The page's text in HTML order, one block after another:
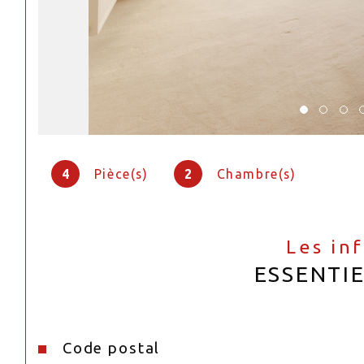
4 Pièce(s) 2 Chambre(s)
Les
Caractéristiques Valeurs
Code postal